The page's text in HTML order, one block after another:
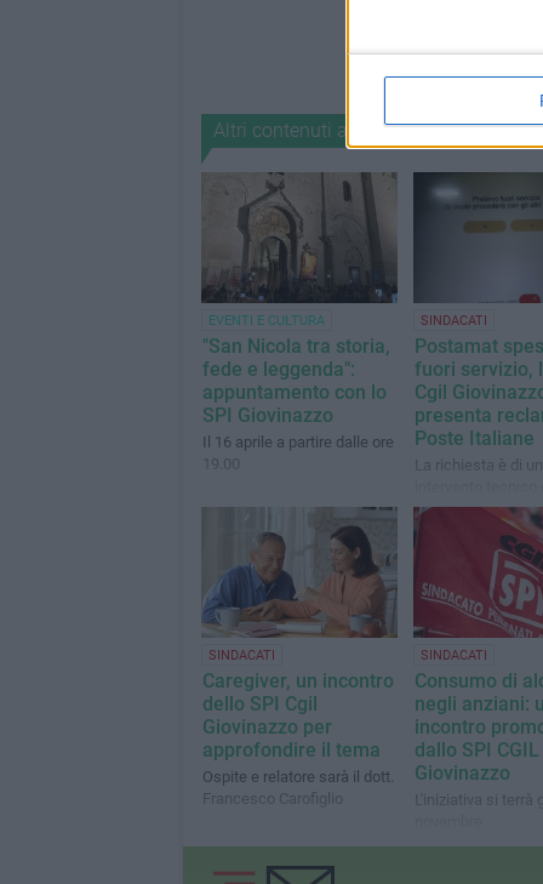
Altri contenuti a tema
EVENTI E CULTURA
"San Nicola tra storia,
fede e leggenda":
appuntamento con lo
SPI Giovinazzo
Il 16 aprile a partire dalle ore
19.00
SINDACATI
Postamat
fuori servizio,
Cgil
presenta
Poste Italiane
La richiesta è di un
organizzativo
SINDACATI
Caregiver, un incontro
dello SPI Cgil
Giovinazzo per
approfondire il tema
Ospite e relatore sarà il dott.
Francesco Carofiglio
SINDACATI
Consumo di
negli anziani:
incontro
dallo SPI CGIL
Giovinazzo
L'iniziativa si terrà